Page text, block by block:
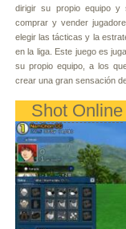
dirigir su propio equipo y
comprar y vender
elegir las tácticas y la
en la liga. Este juego es
su propio equipo, a los
crear una gran sensación
Shot Online